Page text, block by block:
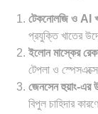
টেকনোলজি ও AI
প্রযুক্তি খাতের
ইলোন মাস্কের
টেপলা ও
জেনসেন হুয়াং-এর
বিপুল চাহিদার